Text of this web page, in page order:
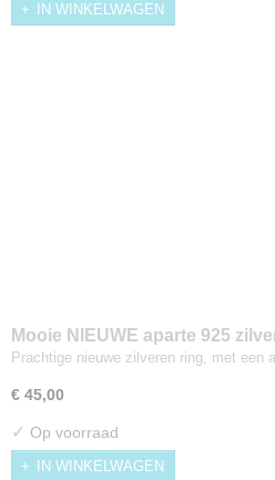
IN WINKELWAGEN
Mooie NIEUWE aparte 925
Prachtige nieuwe zilveren ring, met een
€ 45,00
✓ Op voorraad
IN WINKELWAGEN